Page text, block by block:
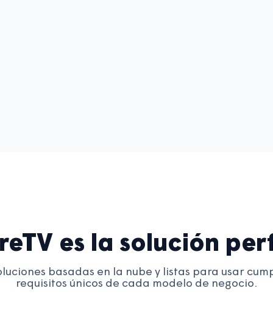
es la solución
basadas en la nube y listas para usar
requisitos únicos de cada modelo de negocio.